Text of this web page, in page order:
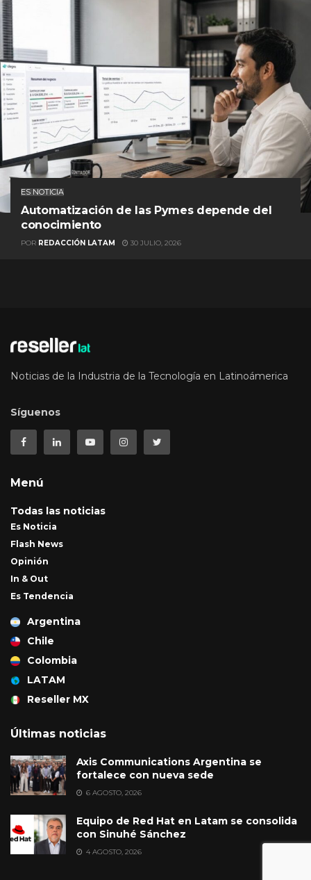
ES NOTICIA
Automatización de las Pymes depende del
conocimiento
POR REDACCIÓN LATAM 30 JULIO, 2026
Noticias de la Industria de la Tecnología en Latinoámerica
Síguenos
Menú
Todas las noticias
Es Noticia
Flash News
Opinión
In & Out
Es Tendencia
Argentina
Chile
Colombia
LATAM
Reseller MX
Últimas noticias
Axis Communications Argentina se
fortalece con nueva sede
6 AGOSTO, 2026
Equipo de Red Hat en Latam se consolida
con Sinuhé Sánchez
4 AGOSTO, 2026